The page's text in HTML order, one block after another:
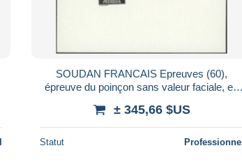
SOUDAN FRANCAIS Epreuves (60),
épreuve du poinçon sans valeur faciale, en
± 345,66 $US
Statut Professionnel